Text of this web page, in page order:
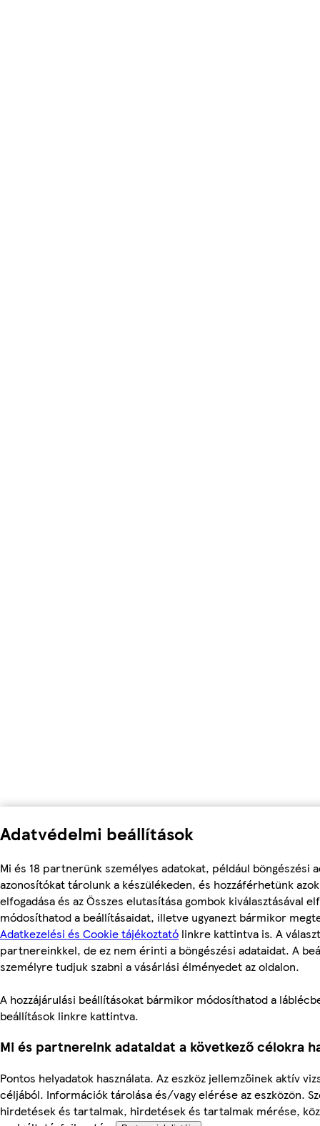
Adatvédelmi beállítások
Mi és 18 partnerünk személyes adatokat, például böngészési
azonosítókat tárolunk a készülékeden, és hozzáférhetünk
elfogadása és az Összes elutasítása gombok kiválasztásával
módosíthatod a beállításaidat, illetve ugyanezt bármikor
Adatkezelési és Cookie tájékoztató linkre kattintva is. A
partnereinkkel, de ez nem érinti a böngészési adataidat. A
személyre tudjuk szabni a vásárlási élményedet az oldalon.
A hozzájárulási beállításokat bármikor módosíthatod a
beállítások linkre kattintva.
Mi és partnereink adataidat a következő célokra
Pontos helyadatok használata. Az eszköz jellemzőinek aktív
céljából. Információk tárolása és/vagy elérése az eszközön.
hirdetések és tartalmak, hirdetések és tartalmak mérése,